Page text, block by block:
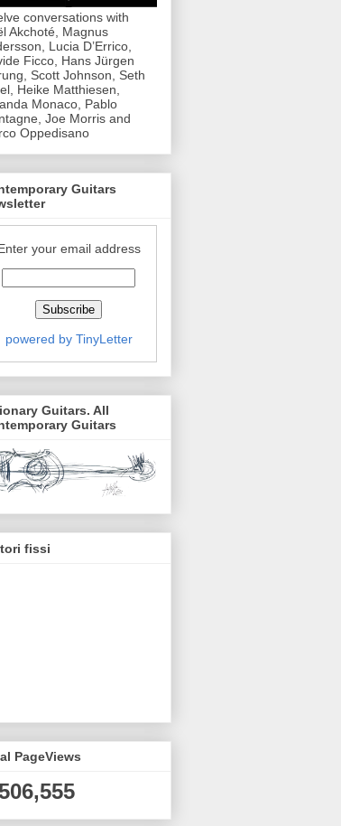
conversations with
Akchoté, Magnus
Lucia D’Errico,
Ficco, Hans Jürgen
Scott Johnson, Seth
Heike Matthiesen,
Monaco, Pablo
Joe Morris and
Oppedisano
Guitars
your email address
powered by TinyLetter
Guitars. All
Guitars
fissi
PageViews